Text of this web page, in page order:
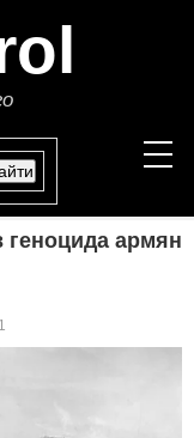
геноцида армян
1